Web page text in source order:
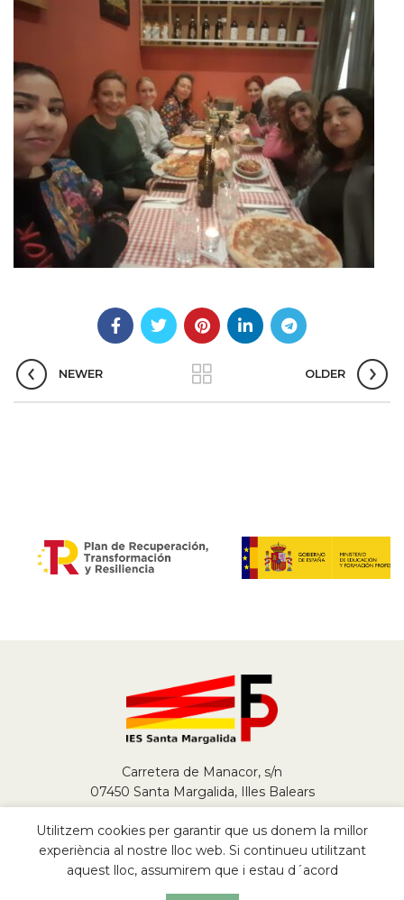
NEWER OLDER
Carretera de Manacor, s/n
07450 Santa Margalida, Illes Balears
Tel.+34 971 784 290
fp@iessantamargalida.org
Utilitzem cookies per garantir que us donem la millor
experiència al nostre lloc web. Si continueu utilitzant
aquest lloc, assumirem que i estau d´acord